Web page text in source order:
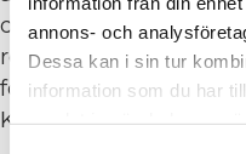
annons- och
Dessa kan i sin tur
information som du har
det är helt enkelt
roligt på jobbet och
för sällan är ett
KPI:er, säger Daniel.